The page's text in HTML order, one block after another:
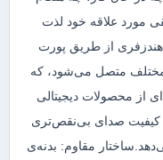
مورد علاقه خود لذت
این هندزفری از طریق پورت
مختلف متصل می‌شود، که
از محصولات دیجیتالی
کیفیت صدای بی‌نقص‌تری
مقاوم: بدنه‌ی